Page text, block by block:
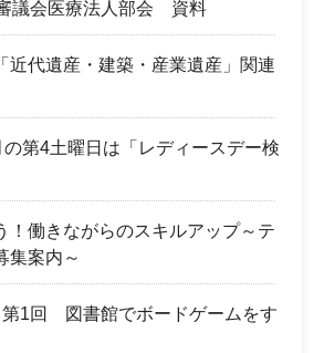
議会医療法人部会 資料
近代遺産・建築・産業遺産」関連
第4土曜日は「レディースデー検
！働きながらのスキルアップ～テ
集案内～
1回 図書館でボードゲームをす